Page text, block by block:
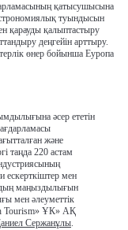
қатысушысына
туындысын
қарауды қалыптастыру
деңгейін арттыру.
өнер бойынша Еуропа
әсер ететін
және
таңда 220 астам
ескерткіштер мен
маңыздылығын
мен әлеуметтік
Tourism» ҰК» АҚ
Сержанұлы.